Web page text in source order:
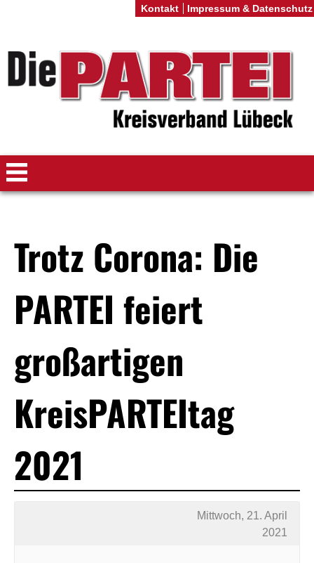
Trotz Corona: Die
PARTEI feiert
großartigen
KreisPARTEItag
2021
Mittwoch, 21. April
2021
Kontakt Impressum & Datenschutz